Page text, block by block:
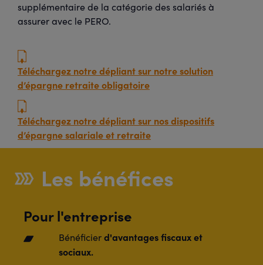
supplémentaire de la catégorie des salariés à
assurer avec le PERO.
Téléchargez notre dépliant sur notre solution
d’épargne retraite obligatoire
Téléchargez notre dépliant sur nos dispositifs
d’épargne salariale et retraite
Les bénéfices
Pour l'entreprise
Bénéficierd'avantages fiscaux et
sociaux.